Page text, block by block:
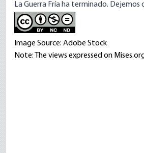
La Guerra Fría ha terminado.
Image Source: Adobe Stock
Note: The views expressed on